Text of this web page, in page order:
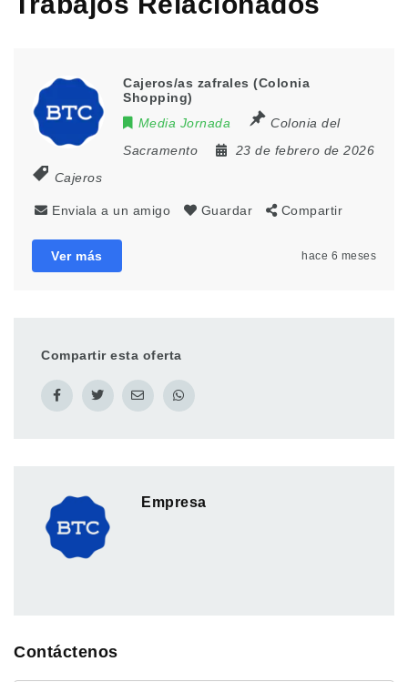
Cajeros/as zafrales (Colonia
Shopping)
Media Jornada
Colonia del
Sacramento
23 de febrero de 2026
Cajeros
Enviala a un amigo Guardar Compartir
Ver más hace 6 meses
Compartir esta oferta
Empresa
Contáctenos